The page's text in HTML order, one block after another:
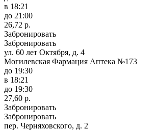
в 18:21
до 21:00
26,72 р.
Забронировать
Забронировать
ул. 60 лет Октября, д. 4
Могилевская Фармация Аптека №173
до 19:30
в 18:21
до 19:30
27,60 р.
Забронировать
Забронировать
пер. Черняховского, д. 2